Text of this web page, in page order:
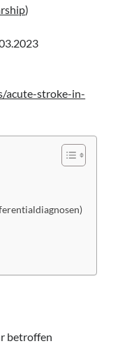
)
acute-stroke-in-
betroffen